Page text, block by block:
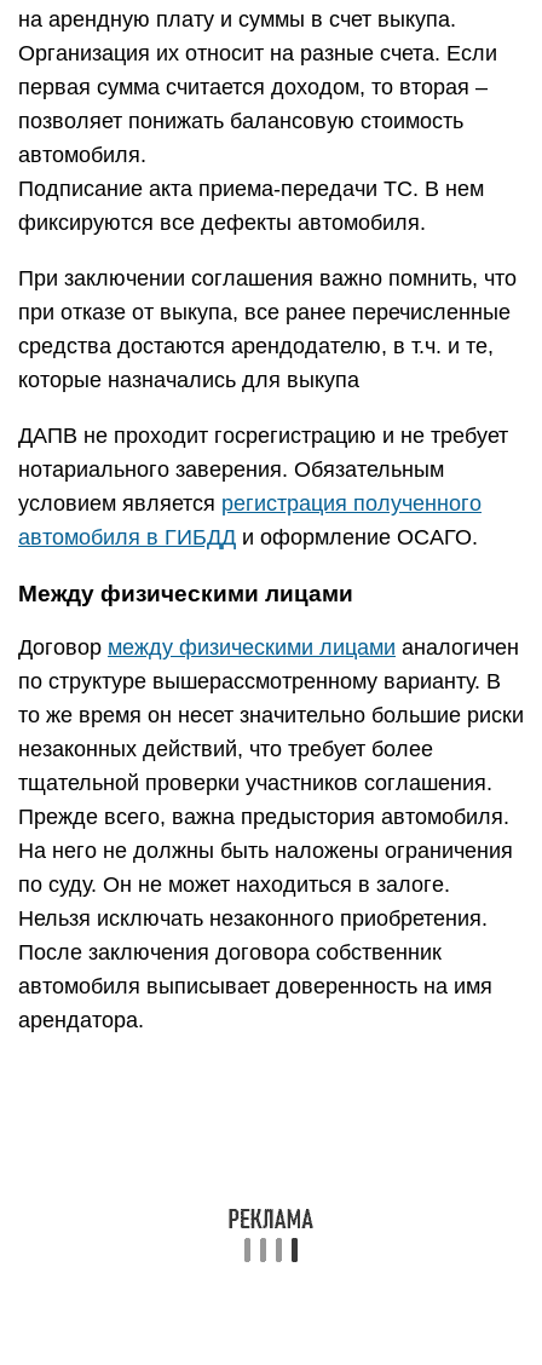
на арендную плату и суммы в счет выкупа.
Организация их относит на разные счета. Если
первая сумма считается доходом, то вторая –
позволяет понижать балансовую стоимость
автомобиля.
Подписание акта приема-передачи ТС. В нем
фиксируются все дефекты автомобиля.
При заключении соглашения важно помнить, что
при отказе от выкупа, все ранее перечисленные
средства достаются арендодателю, в т.ч. и те,
которые назначались для выкупа
ДАПВ не проходит госрегистрацию и не требует
нотариального заверения. Обязательным
условием является регистрация полученного
автомобиля в ГИБДД и оформление ОСАГО.
Между физическими лицами
Договор между физическими лицами аналогичен
по структуре вышерассмотренному варианту. В
то же время он несет значительно большие риски
незаконных действий, что требует более
тщательной проверки участников соглашения.
Прежде всего, важна предыстория автомобиля.
На него не должны быть наложены ограничения
по суду. Он не может находиться в залоге.
Нельзя исключать незаконного приобретения.
После заключения договора собственник
автомобиля выписывает доверенность на имя
арендатора.